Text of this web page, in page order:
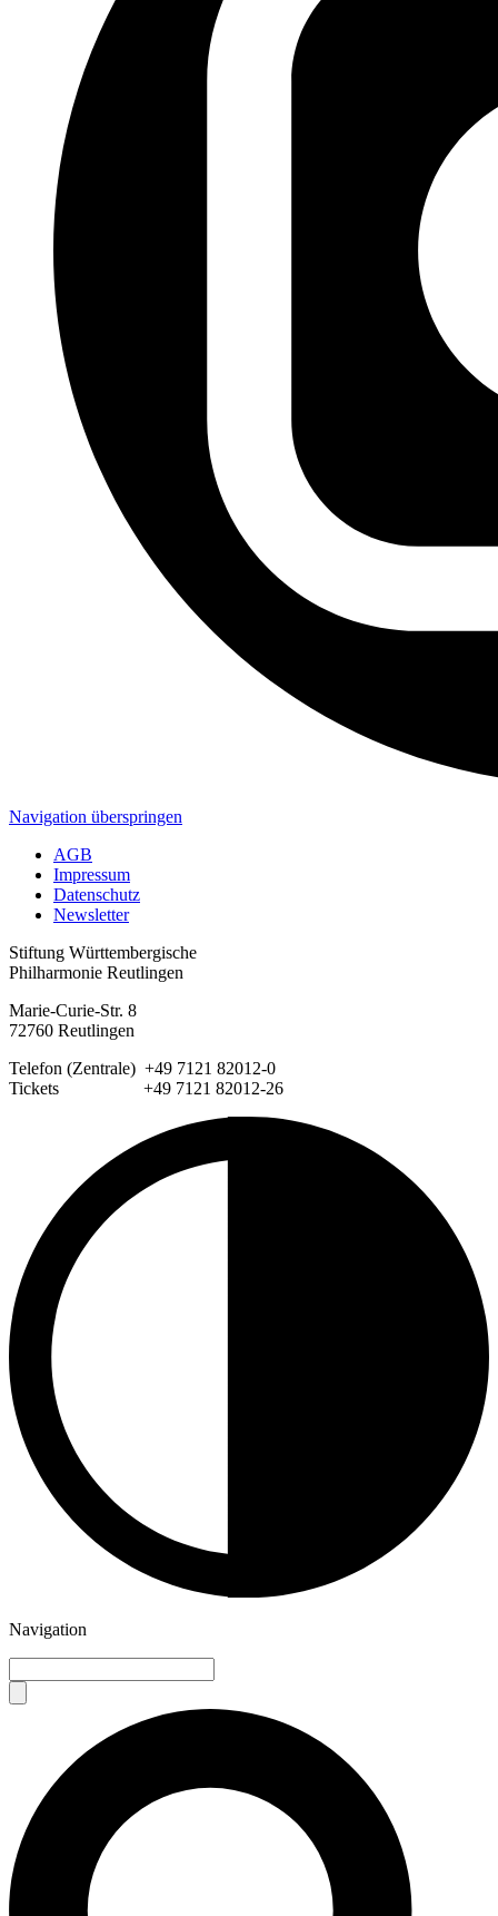
Navigation überspringen
AGB
Impressum
Datenschutz
Newsletter
Stiftung Württembergische
Philharmonie Reutlingen
Marie-Curie-Str. 8
72760 Reutlingen
Telefon (Zentrale) +49 7121 82012-0
Tickets +49 7121 82012-26
Navigation